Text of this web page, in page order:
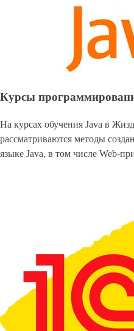
Курсы
На курсах обучения Java в
рассматриваются методы
языке Java, в том числе Web-